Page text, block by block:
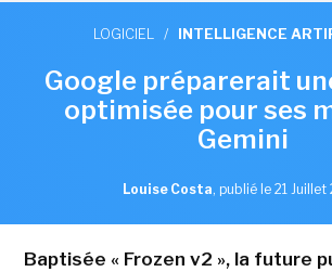
LOGICIEL / INTELLIGENCE
Google préparerait
optimisée pour ses
Gemini
Louise Costa, publié le 21 Juillet
Baptisée « Frozen v2 », la future